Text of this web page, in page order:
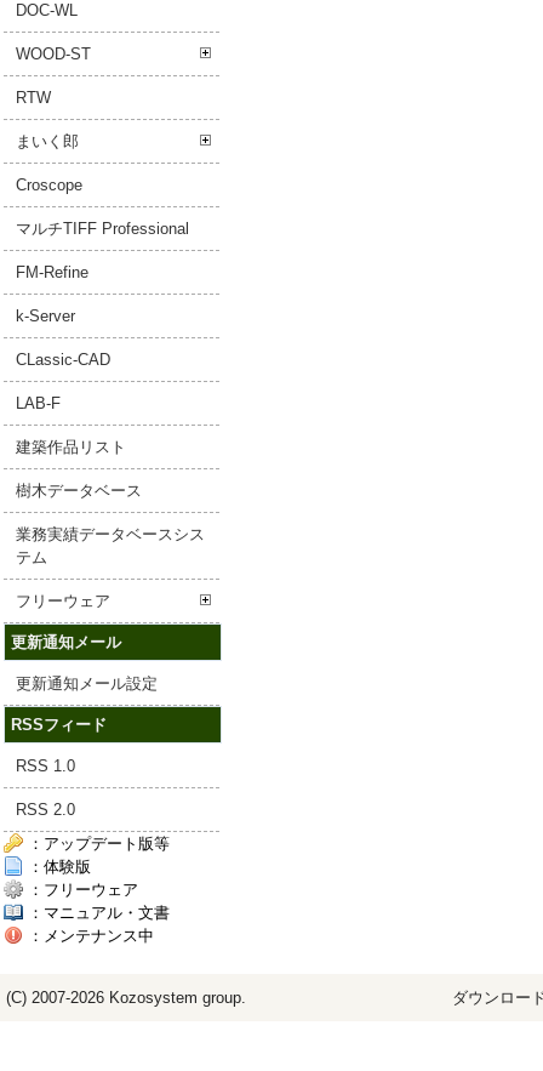
DOC-WL
WOOD-ST
RTW
まいく郎
Croscope
マルチTIFF Professional
FM-Refine
k-Server
CLassic-CAD
LAB-F
建築作品リスト
樹木データベース
業務実績データベースシス
テム
フリーウェア
更新通知メール
更新通知メール設定
RSSフィード
RSS 1.0
RSS 2.0
：アップデート版等
：体験版
：フリーウェア
：マニュアル・文書
：メンテナンス中
(C) 2007-2026 Kozosystem group. ダウンロー